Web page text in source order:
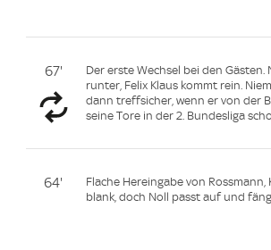
67'
Der erste Wechsel bei den Gästen.
runter, Felix Klaus kommt rein.
dann treffsicher, wenn er von der
seine Tore in der 2. Bundesliga
64'
Flache Hereingabe von Rossmann,
blank, doch Noll passt auf und